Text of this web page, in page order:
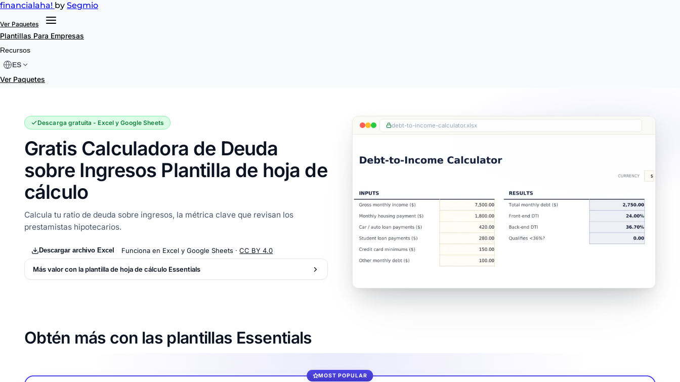
financialaha! by Segmio
Ver Paquetes
Plantillas Para Empresas
Recursos
ES
Ver Paquetes
Descarga gratuita - Excel y Google Sheets
Gratis Calculadora de Deuda
sobre Ingresos Plantilla de hoja de
cálculo
Calcula tu ratio de deuda sobre ingresos, la métrica clave que revisan los
prestamistas hipotecarios.
Descargar archivo Excel Funciona en Excel y Google Sheets ·CC BY 4.0
Más valor con la plantilla de hoja de cálculo Essentials
debt-to-income-calculator.xlsx
Obtén más con las plantillas Essentials
MOST POPULAR